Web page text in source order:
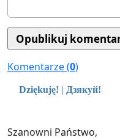
Komentarze (0)
Dziękuję! | Дзякуй!
Szanowni Państwo,